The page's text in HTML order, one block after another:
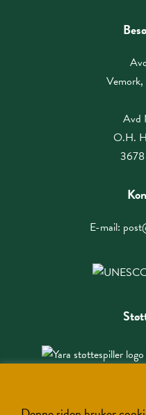
Avd
O.H.
E-mail: